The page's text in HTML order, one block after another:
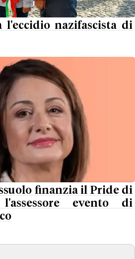
l'eccidio nazifascista di
finanzia il Pride di
evento di